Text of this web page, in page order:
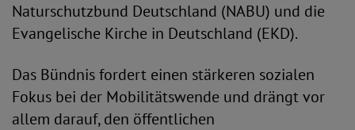
Naturschutzbund Deutschland (NABU) und die
Evangelische Kirche in Deutschland (EKD).
Das Bündnis fordert einen stärkeren sozialen
Fokus bei der Mobilitätswende und drängt vor
allem darauf, den öffentlichen